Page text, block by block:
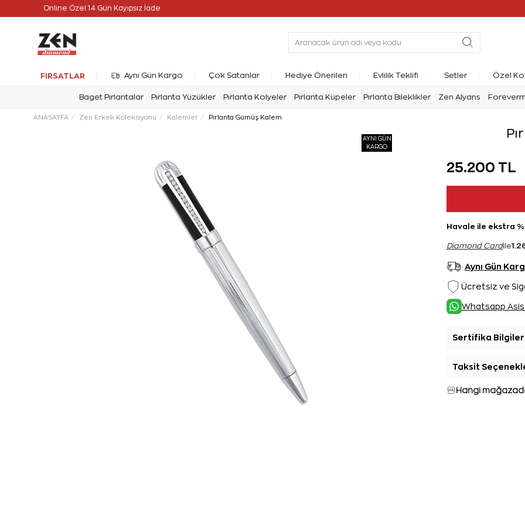
Online Özel 14 Gün Kayıpsız İade
FIRSATLAR Aynı Gün Kargo Çok Satanlar Hediye Önerileri Evlilik Teklifi Setler Özel
Baget Pırlantalar Pırlanta Yüzükler Pırlanta Kolyeler Pırlanta Küpeler Pırlanta Bileklikler Zen Alyans
ANASAYFA Zen Erkek Koleksiyonu Kalemler Pırlanta Gümüş Kalem
AYNI GÜN
KARGO
25.200 TL
Havale ile ekstra
Diamond Cardile
Aynı Gün
Ücretsiz ve
Whatsapp
Sertifika
Taksit
Hangi